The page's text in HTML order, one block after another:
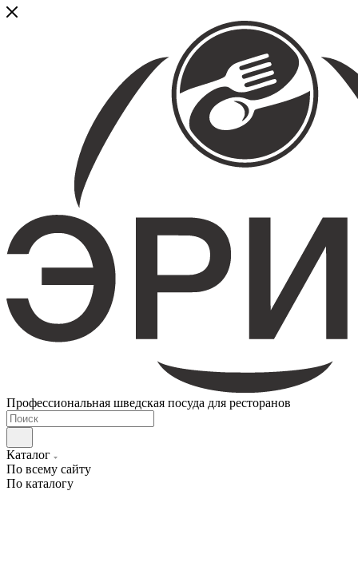
Профессиональная шведская посуда для ресторанов
Каталог
По всему сайту
По каталогу